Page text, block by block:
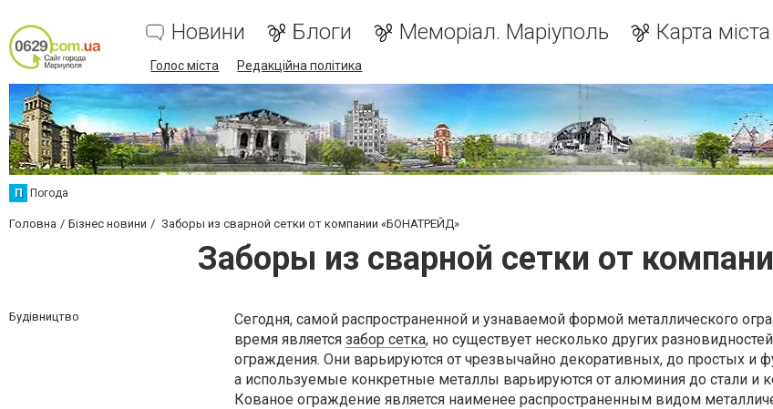
Новини Блоги Меморіал. Маріуполь Карта міста
Голос міста Редакційна політика
П Погода
Головна Бізнес новини Заборы из сварной сетки от компании «БОНАТРЕЙД»
Заборы из сварной сетки от
Будівництво
Сегодня, самой распространенной и узнаваемой формой металлического
время является забор сетка, но существует несколько других
ограждения. Они варьируются от чрезвычайно декоративных, до простых и
а используемые конкретные металлы варьируются от алюминия до стали и
Кованое ограждение является наименее распространенным видом